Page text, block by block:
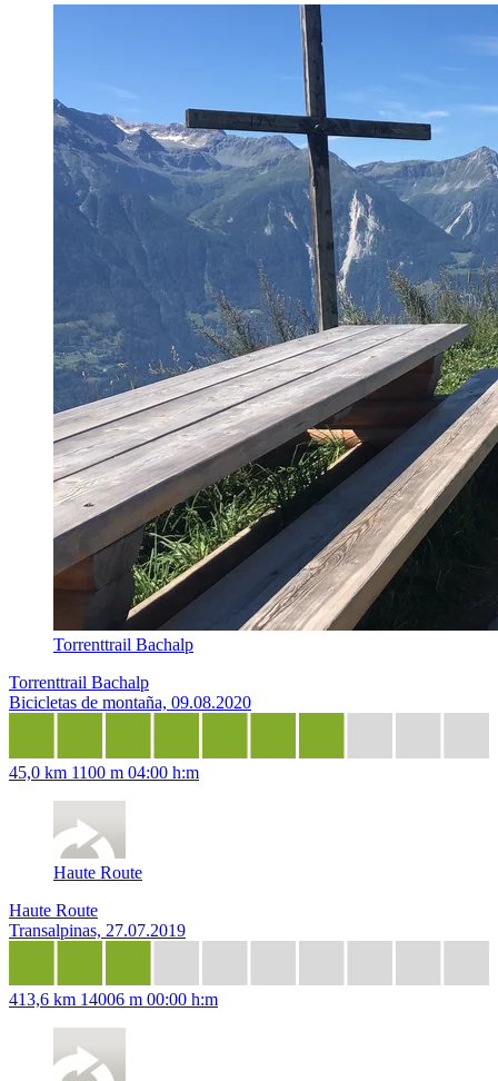
Torrenttrail Bachalp
Torrenttrail Bachalp
Bicicletas de montaña, 09.08.2020
45,0 km 1100 m 04:00 h:m
Haute Route
Haute Route
Transalpinas, 27.07.2019
413,6 km 14006 m 00:00 h:m